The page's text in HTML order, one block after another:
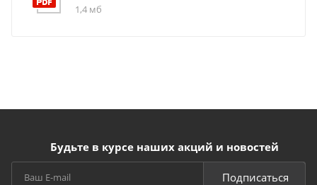
1,4 мб
Будьте в курсе наших акций и новостей
Подписаться